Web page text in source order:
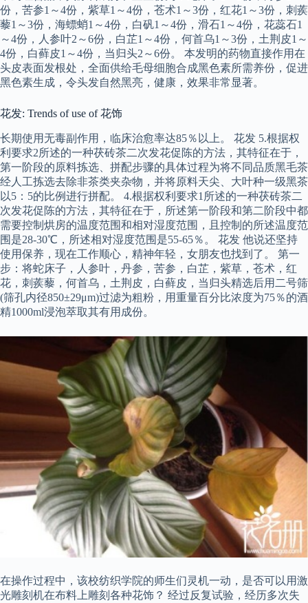
份，苦参1～4份，紫草1～4份，苍术1～3份，红花1～3份，刺蒺
藜1～3份，海螵蛸1～4份，白矾1～4份，滑石1～4份，花蕊石1
～4份，人参叶2～6份，白芷1～4份，何首乌1～3份，土荆皮1～
4份，白藓皮1～4份，当归头2～6份。 本发明的药物直接作用在
头皮表面发根处，全面供给毛母细胞合成黑色素所需养份，促进
黑色素生成，令头发自然黑亮，健康，效果非常显著。
花发: Trends of use of 花饰
长期使用无毒副作用，临床治愈率达85％以上。 花发 5.根据权
利要求2所述的一种茯砖茶二次发花促陈的方法，其特征在于，
第一阶段的原料拣选、拼配步骤的具体过程为将不同品质黑毛茶
经人工拣选去除非茶类夹杂物，并将原料天尖、大叶种一级黑茶
以5：5的比例进行拼配。 4.根据权利要求1所述的一种茯砖茶二
次发花促陈的方法，其特征在于，所述第一阶段和第二阶段中都
需要控制烘房的温度范围和相对湿度范围，且控制的所述温度范
围是28-30℃，所述相对湿度范围是55-65％。 花发 他说还坚持
使用保养，现在工作顺心，精神年轻，女朋友也找到了。 第一
步：将蛇床子，人参叶，丹参，苦参，白芷，紫草，苍术，红
花，刺蒺藜，何首乌，土荆皮，白藓皮，当归头精选后用二号筛
(筛孔内径850±29μm)过滤为粗粉，用重量百分比浓度为75％的酒
精1000ml浸泡萃取其有用成份。
在操作过程中，该校纺织学院的师生们灵机一动，是否可以用激
光雕刻机在布料上雕刻各种花饰？ 经过反复试验，经历多次失